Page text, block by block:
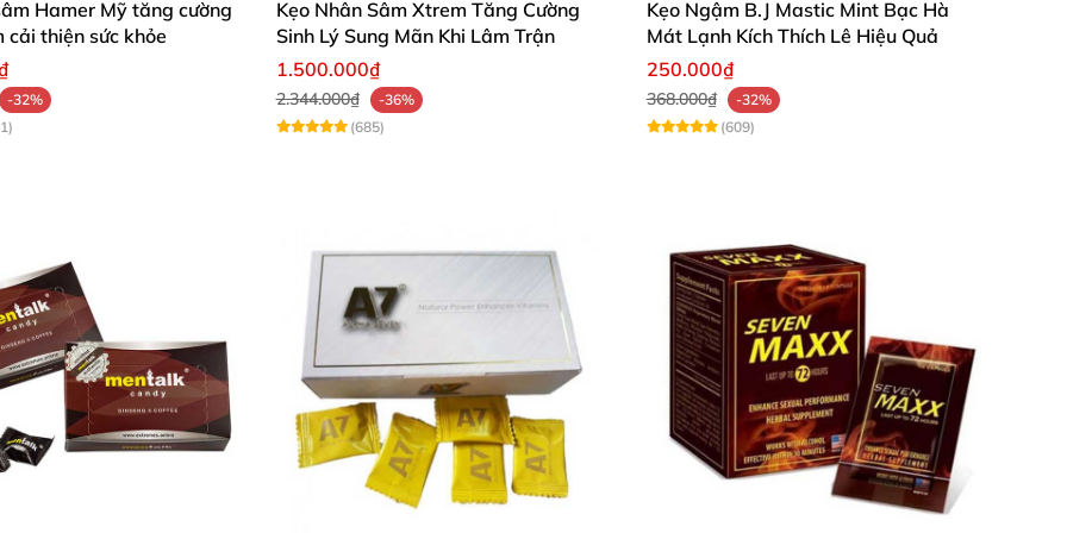
có một cuộc yêu hoành tráng trên giường nhưng không đủ khả năng.
trực tiếp
Hamer Mỹ tăng cường
cải thiện sức khỏe
-32%
Kẹo Nhân Sâm Xtrem Tăng Cường
Sinh Lý Sung Mãn Khi Lâm Trận
1.500.000₫
2.344.000₫
-36%
(685)
Kẹo Ngậm B.J Mastic Mint Bạc Hà
Mát Lạnh Kích Thích Lê Hiệu Quả
250.000₫
368.000₫
-32%
(609)